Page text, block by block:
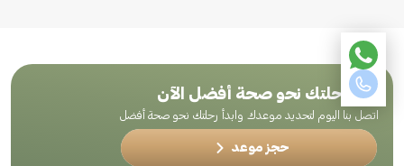
ابدأ رحلتك نحو صحة أفضل الآن
اتصل بنا اليوم لتحديد موعدك وابدأ رحلتك نحو صحة أفضل
حجز موعد